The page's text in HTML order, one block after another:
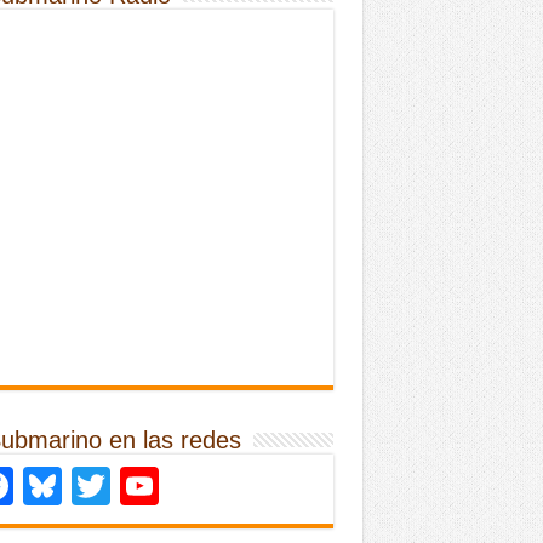
en las redes
Facebook
Bluesky
Twitter